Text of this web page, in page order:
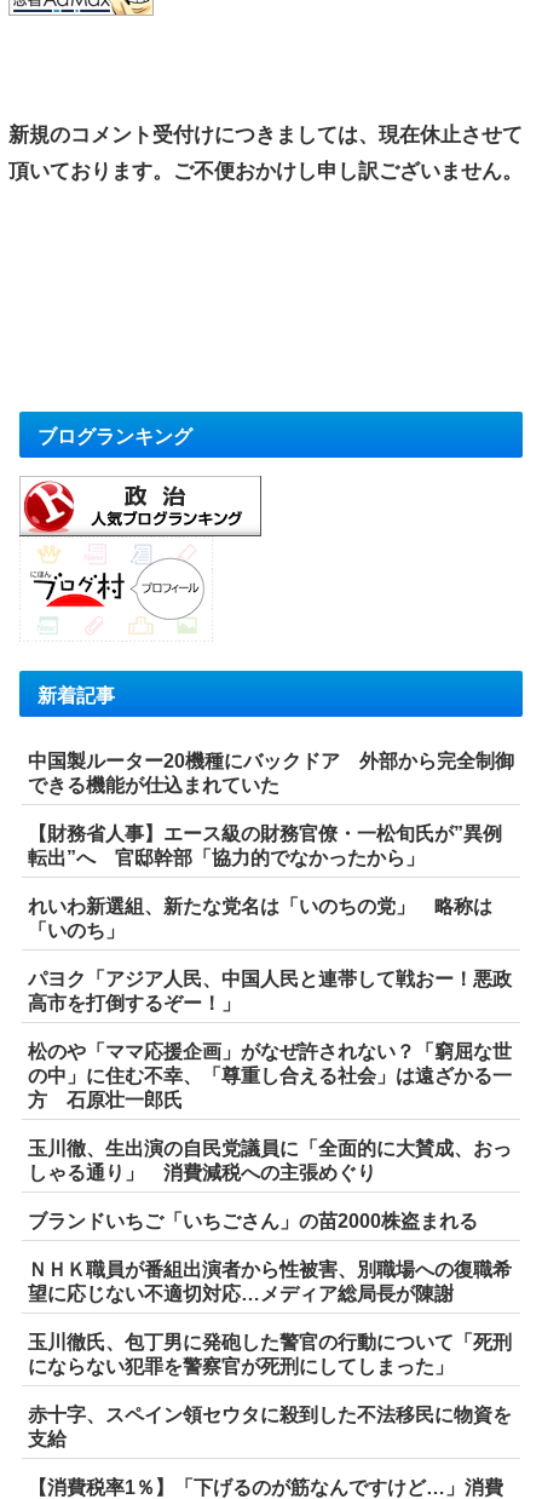
新規のコメント受付けにつきましては、現在休止させて
頂いております。ご不便おかけし申し訳ございません。
ブログランキング
新着記事
中国製ルーター20機種にバックドア 外部から完全制御
できる機能が仕込まれていた
【財務省人事】エース級の財務官僚・一松旬氏が”異例
転出”へ 官邸幹部「協力的でなかったから」
れいわ新選組、新たな党名は「いのちの党」 略称は
「いのち」
パヨク「アジア人民、中国人民と連帯して戦おー！悪政
高市を打倒するぞー！」
松のや「ママ応援企画」がなぜ許されない？「窮屈な世
の中」に住む不幸、「尊重し合える社会」は遠ざかる一
方 石原壮一郎氏
玉川徹、生出演の自民党議員に「全面的に大賛成、おっ
しゃる通り」 消費減税への主張めぐり
ブランドいちご「いちごさん」の苗2000株盗まれる
ＮＨＫ職員が番組出演者から性被害、別職場への復職希
望に応じない不適切対応…メディア総局長が陳謝
玉川徹氏、包丁男に発砲した警官の行動について「死刑
にならない犯罪を警察官が死刑にしてしまった」
赤十字、スペイン領セウタに殺到した不法移民に物資を
支給
【消費税率1％】「下げるのが筋なんですけど…」消費